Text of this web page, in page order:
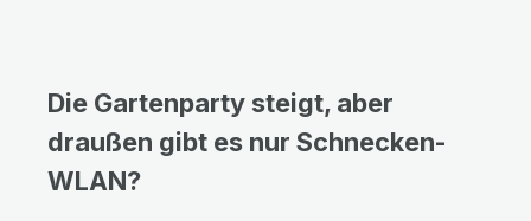
Die Gartenparty steigt, aber
draußen gibt es nur Schnecken-
WLAN?